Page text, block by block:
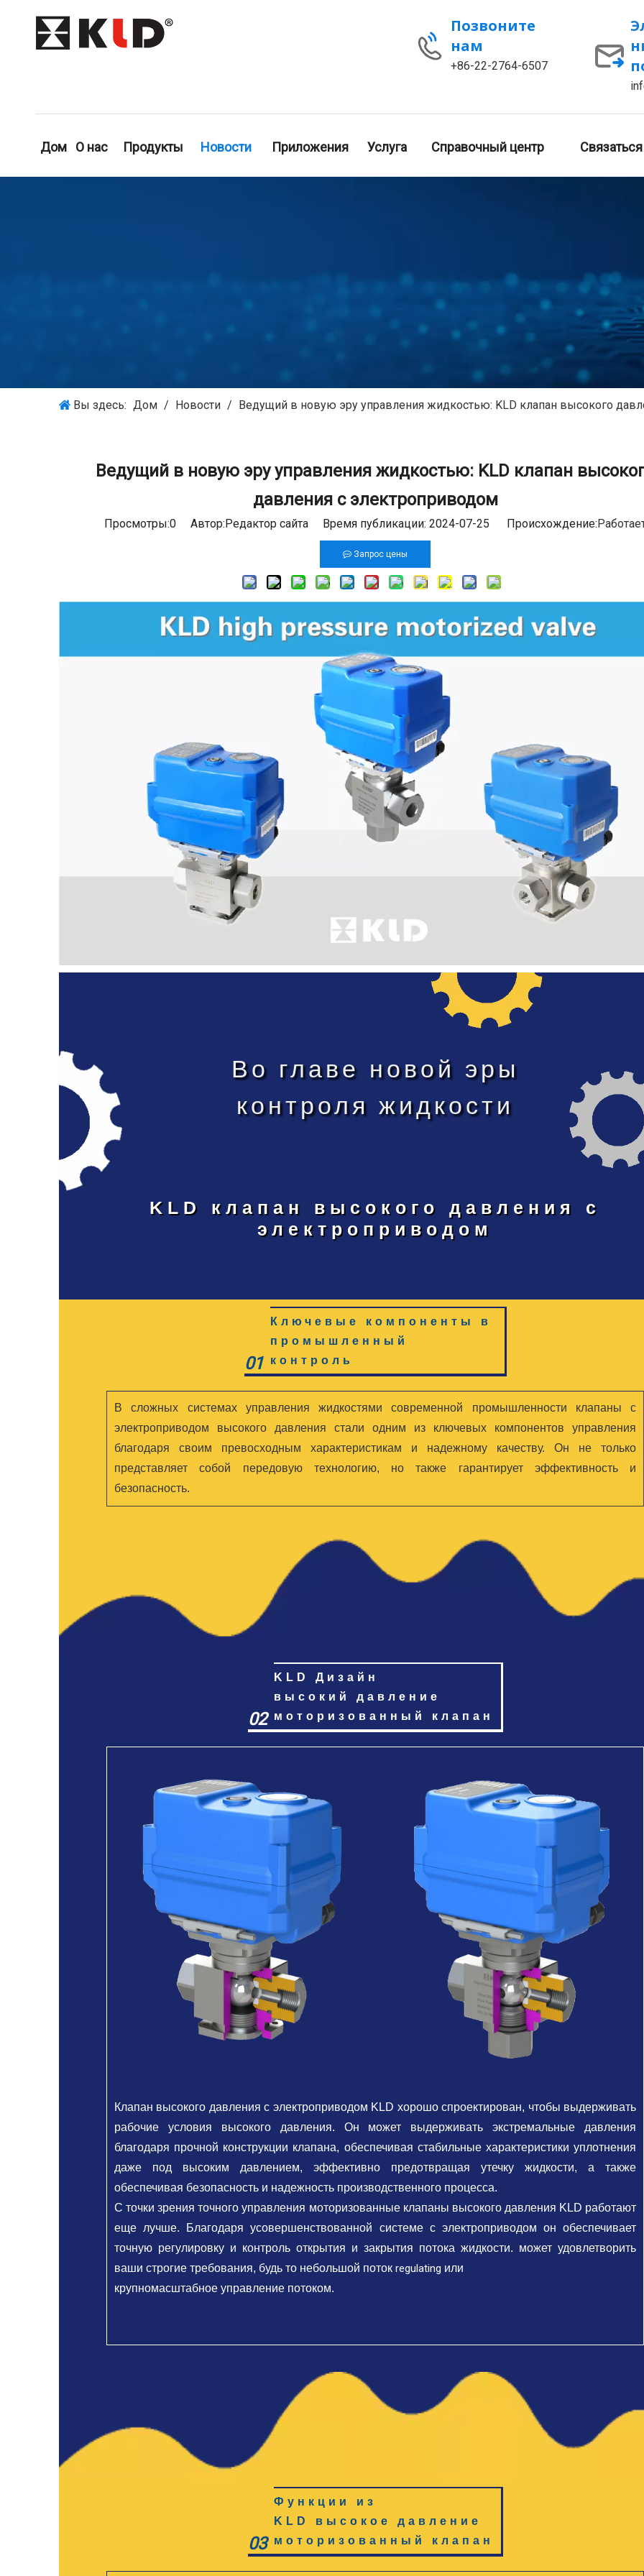
Позвоните
нам
+86-22-2764-6507
Дом О нас Продукты Новости Приложения Услуга Справочный центр
Вы здесь: Дом / Новости / Ведущий в новую эру управления жидкостью: KLD клапан высокого
Ведущий в новую эру управления жидкостью: KLD клапан
давления с электроприводом
Просмотры:0 Автор:Pедактор сайта Время публикации: 2024-07-25 Происхождение:
Запрос цены
Во главе новой эры
контроля жидкости
KLD клапан высокого давления с
электроприводом
01
Ключевые компоненты в
промышленный
контроль
В сложных системах управления жидкостями современной промышленности клапаны с
электроприводом высокого давления стали одним из ключевых компонентов управления
благодаря своим превосходным характеристикам и надежному качеству. Он не только
представляет собой передовую технологию, но также гарантирует эффективность и
безопасность.
02
KLD Дизайн
высокий давление
моторизованный клапан
Клапан высокого давления с электроприводом KLD хорошо спроектирован, чтобы выдерживать
рабочие условия высокого давления. Он может выдерживать экстремальные давления
благодаря прочной конструкции клапана, обеспечивая стабильные характеристики уплотнения
даже под высоким давлением, эффективно предотвращая утечку жидкости, а также
обеспечивая безопасность и надежность производственного процесса.
С точки зрения точного управления моторизованные клапаны высокого давления KLD работают
еще лучше. Благодаря усовершенствованной системе с электроприводом он обеспечивает
точную регулировку и контроль открытия и закрытия потока жидкости. может удовлетворить
ваши строгие требования, будь то небольшой поток regulating или
крупномасштабное управление потоком.
03
Функции из
KLD высокое давление
моторизованный клапан